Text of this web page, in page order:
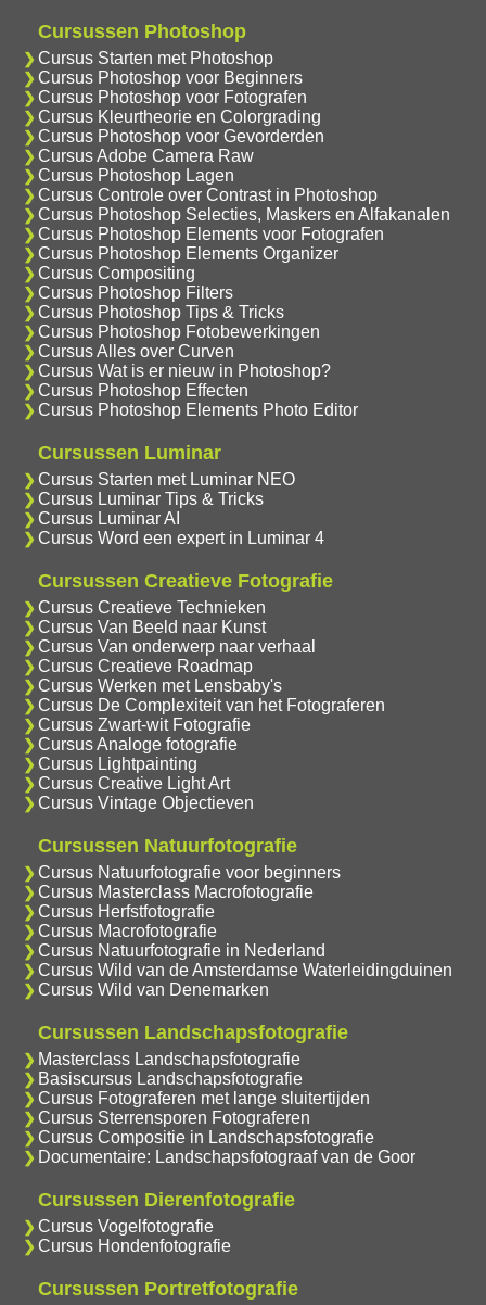
Cursussen Photoshop
Cursus Starten met Photoshop
Cursus Photoshop voor Beginners
Cursus Photoshop voor Fotografen
Cursus Kleurtheorie en Colorgrading
Cursus Photoshop voor Gevorderden
Cursus Adobe Camera Raw
Cursus Photoshop Lagen
Cursus Controle over Contrast in Photoshop
Cursus Photoshop Selecties, Maskers en Alfakanalen
Cursus Photoshop Elements voor Fotografen
Cursus Photoshop Elements Organizer
Cursus Compositing
Cursus Photoshop Filters
Cursus Photoshop Tips & Tricks
Cursus Photoshop Fotobewerkingen
Cursus Alles over Curven
Cursus Wat is er nieuw in Photoshop?
Cursus Photoshop Effecten
Cursus Photoshop Elements Photo Editor
Cursussen Luminar
Cursus Starten met Luminar NEO
Cursus Luminar Tips & Tricks
Cursus Luminar AI
Cursus Word een expert in Luminar 4
Cursussen Creatieve Fotografie
Cursus Creatieve Technieken
Cursus Van Beeld naar Kunst
Cursus Van onderwerp naar verhaal
Cursus Creatieve Roadmap
Cursus Werken met Lensbaby's
Cursus De Complexiteit van het Fotograferen
Cursus Zwart-wit Fotografie
Cursus Analoge fotografie
Cursus Lightpainting
Cursus Creative Light Art
Cursus Vintage Objectieven
Cursussen Natuurfotografie
Cursus Natuurfotografie voor beginners
Cursus Masterclass Macrofotografie
Cursus Herfstfotografie
Cursus Macrofotografie
Cursus Natuurfotografie in Nederland
Cursus Wild van de Amsterdamse Waterleidingduinen
Cursus Wild van Denemarken
Cursussen Landschapsfotografie
Masterclass Landschapsfotografie
Basiscursus Landschapsfotografie
Cursus Fotograferen met lange sluitertijden
Cursus Sterrensporen Fotograferen
Cursus Compositie in Landschapsfotografie
Documentaire: Landschapsfotograaf van de Goor
Cursussen Dierenfotografie
Cursus Vogelfotografie
Cursus Hondenfotografie
Cursussen Portretfotografie